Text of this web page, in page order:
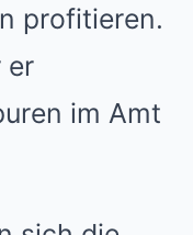
profitieren.
er
im Amt